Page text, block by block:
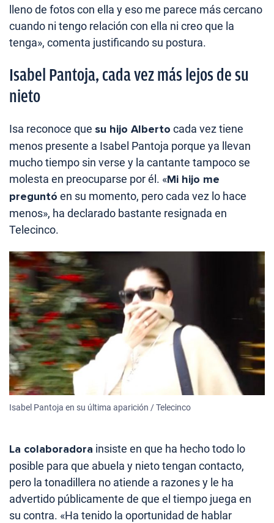
lleno de fotos con ella y eso me parece más cercano
cuando ni tengo relación con ella ni creo que la
tenga», comenta justificando su postura.
Isabel Pantoja, cada vez más lejos de su
nieto
Isa reconoce que su hijo Alberto cada vez tiene
menos presente a Isabel Pantoja porque ya llevan
mucho tiempo sin verse y la cantante tampoco se
molesta en preocuparse por él. «Mi hijo me
preguntó en su momento, pero cada vez lo hace
menos», ha declarado bastante resignada en
Telecinco.
Isabel Pantoja en su última aparición / Telecinco
La colaboradora insiste en que ha hecho todo lo
posible para que abuela y nieto tengan contacto,
pero la tonadillera no atiende a razones y le ha
advertido públicamente de que el tiempo juega en
su contra. «Ha tenido la oportunidad de hablar